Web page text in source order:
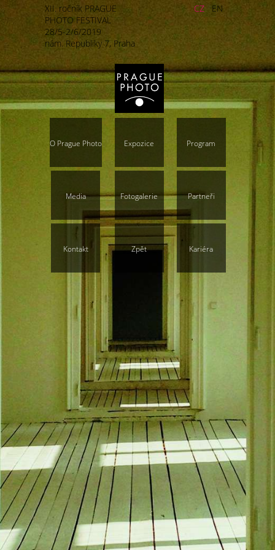
XII. ročník PRAGUE
PHOTO FESTIVAL
28/5-2/6/2019
nám. Republiky 7, Praha
CZ EN
O Prague Photo Expozice Program
Media Fotogalerie Partneři
Kontakt Zpět Kariéra